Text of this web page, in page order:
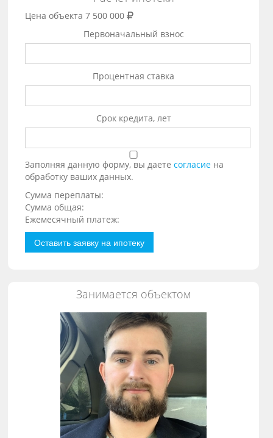
Цена объекта 7 500 000
Первоначальный взнос
Процентная ставка
Срок кредита, лет
Заполняя данную форму, вы даетесогласие на
обработку ваших данных.
Сумма переплаты:
Сумма общая:
Ежемесячный платеж:
Оставить заявку на ипотеку
Занимается объектом